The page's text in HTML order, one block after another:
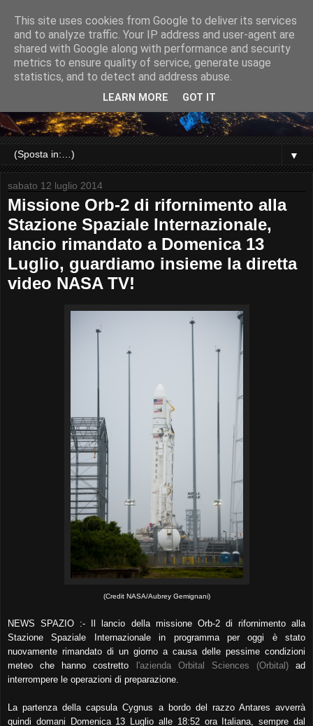
▼
sabato 12 luglio 2014
Missione Orb-2 di rifornimento alla
Stazione Spaziale Internazionale,
lancio rimandato a Domenica 13
Luglio, guardiamo insieme la diretta
video NASA TV!
(Credit NASA/Aubrey Gemignani)
NEWS SPAZIO :- Il lancio della missione Orb-2 di rifornimento alla
Stazione Spaziale Internazionale in programma per oggi è stato
nuovamente rimandato di un giorno a causa delle pessime condizioni
meteo che hanno costretto
l'azienda Orbital Sciences (Orbital)ad
interrompere le operazioni di preparazione.
La partenza della capsula Cygnus a bordo del razzo Antares avverrà
quindi domani Domenica 13 Luglio alle 18:52 ora Italiana, sempre dal
This site uses cookies from Google to deliver its services
and to analyze traffic. Your IP address and user-agent are
shared with Google along with performance and security
metrics to ensure quality of service, generate usage
statistics, and to detect and address abuse.
LEARN MORE GOT IT